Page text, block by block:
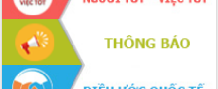
Đắk Lắk rà soát, điều chỉnh Đề án 190
về phát triển nuôi trồng thủy sản
Phó Chủ tịch UBND tỉnh Đắk Lắk
Trương Công Thái kiểm tra thực địa
Dự án cao tốc Khánh Hòa - Buôn Ma
Thuột
Định vị cà phê Việt Nam như một “di
sản sống” trong dòng chảy toàn cầu